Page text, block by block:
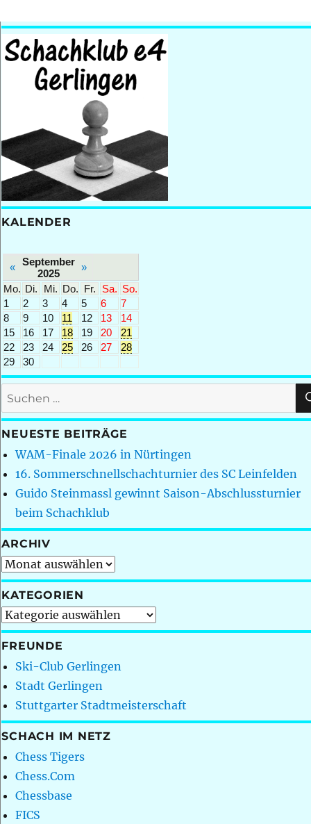
KALENDER
« September
2025
»
Mo. Di. Mi. Do. Fr. Sa. So.
1
2 3 4 5 6
7
8
9 10 11 12 13
14
15
16 17 18 19 20
21
22
23 24 25 26 27
28
29
30
Suchen
nach:
NEUESTE BEITRÄGE
WAM-Finale 2026 in Nürtingen
16. Sommerschnellschachturnier des SC Leinfelden
Guido Steinmassl gewinnt Saison-Abschlussturnier
beim Schachklub
ARCHIV
Archiv
KATEGORIEN
Kategorien
FREUNDE
Ski-Club Gerlingen
Stadt Gerlingen
Stuttgarter Stadtmeisterschaft
SCHACH IM NETZ
Chess Tigers
Chess.Com
Chessbase
FICS